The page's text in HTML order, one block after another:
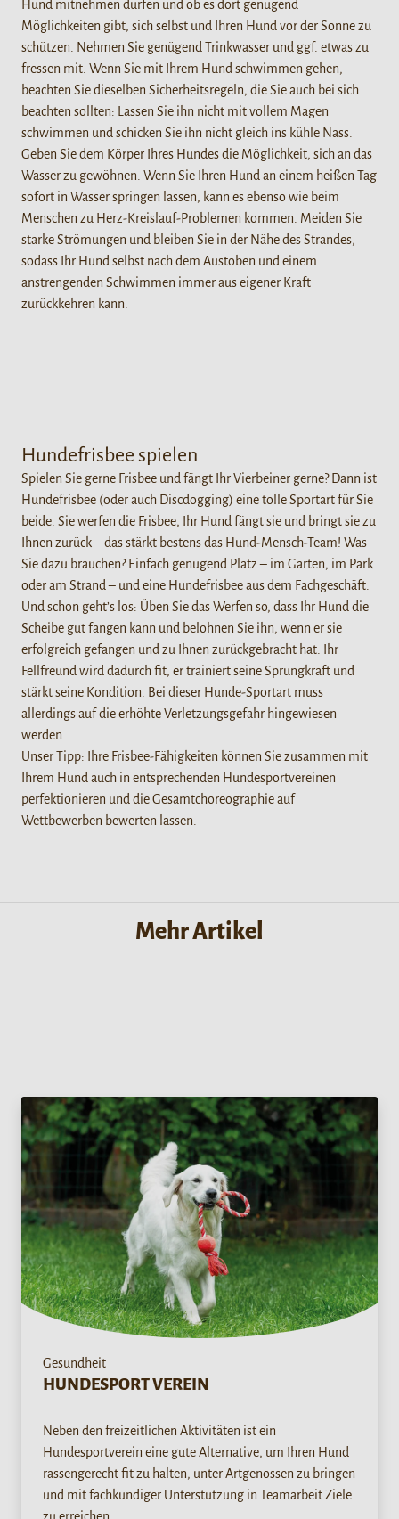
Hund mitnehmen dürfen und ob es dort genügend
Möglichkeiten gibt, sich selbst und Ihren Hund vor der Sonne zu
schützen. Nehmen Sie genügend Trinkwasser und ggf. etwas zu
fressen mit. Wenn Sie mit Ihrem Hund schwimmen gehen,
beachten Sie dieselben Sicherheitsregeln, die Sie auch bei sich
beachten sollten: Lassen Sie ihn nicht mit vollem Magen
schwimmen und schicken Sie ihn nicht gleich ins kühle Nass.
Geben Sie dem Körper Ihres Hundes die Möglichkeit, sich an das
Wasser zu gewöhnen. Wenn Sie Ihren Hund an einem heißen Tag
sofort in Wasser springen lassen, kann es ebenso wie beim
Menschen zu Herz-Kreislauf-Problemen kommen. Meiden Sie
starke Strömungen und bleiben Sie in der Nähe des Strandes,
sodass Ihr Hund selbst nach dem Austoben und einem
anstrengenden Schwimmen immer aus eigener Kraft
zurückkehren kann.
Hundefrisbee spielen
Spielen Sie gerne Frisbee und fängt Ihr Vierbeiner gerne? Dann ist
Hundefrisbee (oder auch Discdogging) eine tolle Sportart für Sie
beide. Sie werfen die Frisbee, Ihr Hund fängt sie und bringt sie zu
Ihnen zurück – das stärkt bestens das Hund-Mensch-Team! Was
Sie dazu brauchen? Einfach genügend Platz – im Garten, im Park
oder am Strand – und eine Hundefrisbee aus dem Fachgeschäft.
Und schon geht’s los: Üben Sie das Werfen so, dass Ihr Hund die
Scheibe gut fangen kann und belohnen Sie ihn, wenn er sie
erfolgreich gefangen und zu Ihnen zurückgebracht hat. Ihr
Fellfreund wird dadurch fit, er trainiert seine Sprungkraft und
stärkt seine Kondition. Bei dieser Hunde-Sportart muss
allerdings auf die erhöhte Verletzungsgefahr hingewiesen
werden.
Unser Tipp: Ihre Frisbee-Fähigkeiten können Sie zusammen mit
Ihrem Hund auch in entsprechenden Hundesportvereinen
perfektionieren und die Gesamtchoreographie auf
Wettbewerben bewerten lassen.
Mehr Artikel
Gesundheit
HUNDESPORT VEREIN
Neben den freizeitlichen Aktivitäten ist ein
Hundesportverein eine gute Alternative, um Ihren Hund
rassengerecht fit zu halten, unter Artgenossen zu bringen
und mit fachkundiger Unterstützung in Teamarbeit Ziele